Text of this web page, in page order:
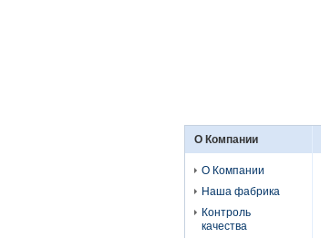
О Компании
О Компании
Наша фабрика
Контроль
качества